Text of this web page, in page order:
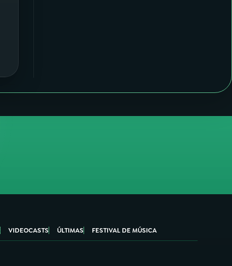
VIDEOCASTS ÚLTIMAS FESTIVAL DE MÚSICA